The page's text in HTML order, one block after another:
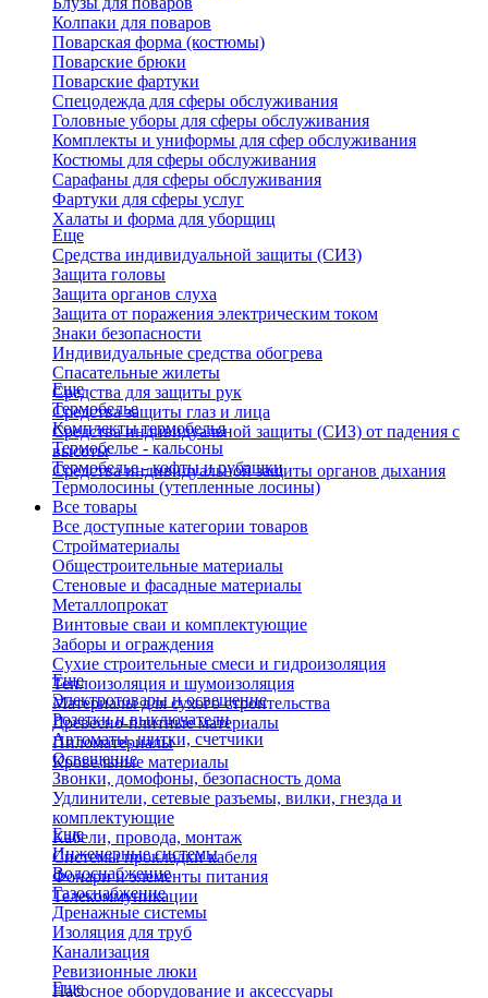
Колпаки для поваров
Поварская форма (костюмы)
Поварские брюки
Поварские фартуки
Спецодежда для сферы обслуживания
Головные уборы для сферы обслуживания
Комплекты и униформы для сфер обслуживания
Костюмы для сферы обслуживания
Сарафаны для сферы обслуживания
Фартуки для сферы услуг
Халаты и форма для уборщиц
Еще
Средства индивидуальной защиты (СИЗ)
Защита головы
Защита органов слуха
Защита от поражения электрическим током
Знаки безопасности
Индивидуальные средства обогрева
Спасательные жилеты
Средства для защиты рук
Средства защиты глаз и лица
Средства индивидуальной защиты (СИЗ) от падения с
высоты
Средства индивидуальной защиты органов дыхания
Еще
Термобелье
Комплекты термобелья
Термобелье - кальсоны
Термобелье - кофты и рубашки
Термолосины (утепленные лосины)
Все товары
Все доступные категории товаров
Стройматериалы
Общестроительные материалы
Стеновые и фасадные материалы
Металлопрокат
Винтовые сваи и комплектующие
Заборы и ограждения
Сухие строительные смеси и гидроизоляция
Теплоизоляция и шумоизоляция
Материалы для сухого строительства
Древесно-плитные материалы
Пиломатериалы
Кровельные материалы
Еще
Электротовары и освещение
Розетки и выключатели
Автоматы, щитки, счетчики
Освещение
Звонки, домофоны, безопасность дома
Удлинители, сетевые разъемы, вилки, гнезда и
комплектующие
Кабели, провода, монтаж
Системы прокладки кабеля
Фонари и элементы питания
Телекоммуникации
Еще
Инженерные системы
Водоснабжение
Газоснабжение
Дренажные системы
Изоляция для труб
Канализация
Ревизионные люки
Насосное оборудование и аксессуары
Еще